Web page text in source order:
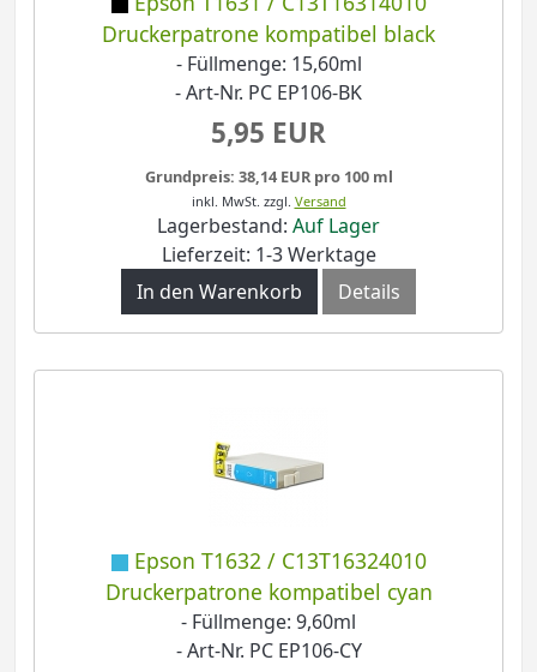
Druckerpatrone kompatibel black
- Füllmenge: 15,60ml
- Art-Nr. PC EP106-BK
5,95 EUR
Grundpreis: 38,14 EUR pro 100 ml
inkl. MwSt. zzgl. Versand
Lagerbestand: Auf Lager
Lieferzeit: 1-3 Werktage
In den Warenkorb
Details
Epson T1632 / C13T16324010
Druckerpatrone kompatibel cyan
- Füllmenge: 9,60ml
- Art-Nr. PC EP106-CY